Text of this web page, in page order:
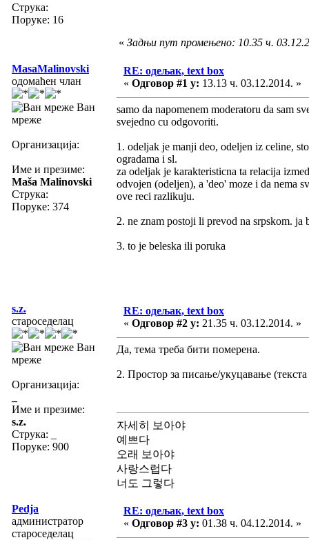
Струка:
Поруке: 16
« Задњи пут промењено: 10.35 ч.
MasaMalinovski
одомаћен члан
Ван
мреже
Организација:
Име и презиме:
Maša Malinovski
Струка:
Поруке: 374
RE: одељак, text box
« Одговор #1 у: 13.13 ч. 03.12.2014. »
samo da napomenem moderatoru da sam
svejedno cu odgovoriti.
1. odeljak je manji deo, odeljen iz celine,
ogradama i sl.
za odeljak je karakteristicna ta relacija
odvojen (odeljen), a 'deo' moze i da nema
ove reci razlikuju.
2. ne znam postoji li prevod na srpskom. ja
3. to je beleska ili poruka
s.z.
староседелац
Ван
мреже
Организација:
Име и презиме:
s.z.
Струка:
Поруке: 900
RE: одељак, text box
« Одговор #2 у: 21.35 ч. 03.12.2014. »
Да, тема треба бити померена.
2. Простор за писање/укуцавање
자세히 보아야
예쁘다
오래 보아야
사랑스럽다
너도 그렇다
Pedja
администратор
староседелац
RE: одељак, text box
« Одговор #3 у: 01.38 ч. 04.12.2014. »